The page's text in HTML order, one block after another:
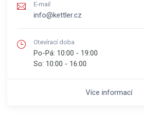
E-mail
info@kettler.cz
Otevírací doba
Po-Pá: 10:00 - 19:00
So: 10:00 - 16:00
Více informací